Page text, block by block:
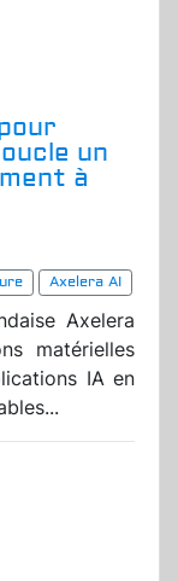
un
à
Axelera AI
Axelera
matérielles
IA en